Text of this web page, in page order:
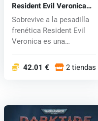
Resident Evil Veronica
(PC) key
Sobrevive a la pesadilla
frenética Resident Evil
Veronica es una
42.01 € 2 tiendas